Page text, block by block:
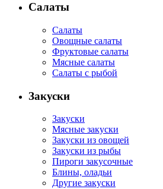
Салаты
Салаты
Овощные салаты
Фруктовые салаты
Мясные салаты
Салаты с рыбой
Закуски
Закуски
Мясные закуски
Закуски из овощей
Закуски из рыбы
Пироги закусочные
Блины, оладьи
Другие закуски